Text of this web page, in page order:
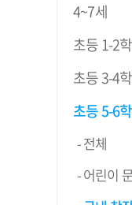
4~7세
초등 1-2
초등 3-4
초등 5-6
전체
어린이